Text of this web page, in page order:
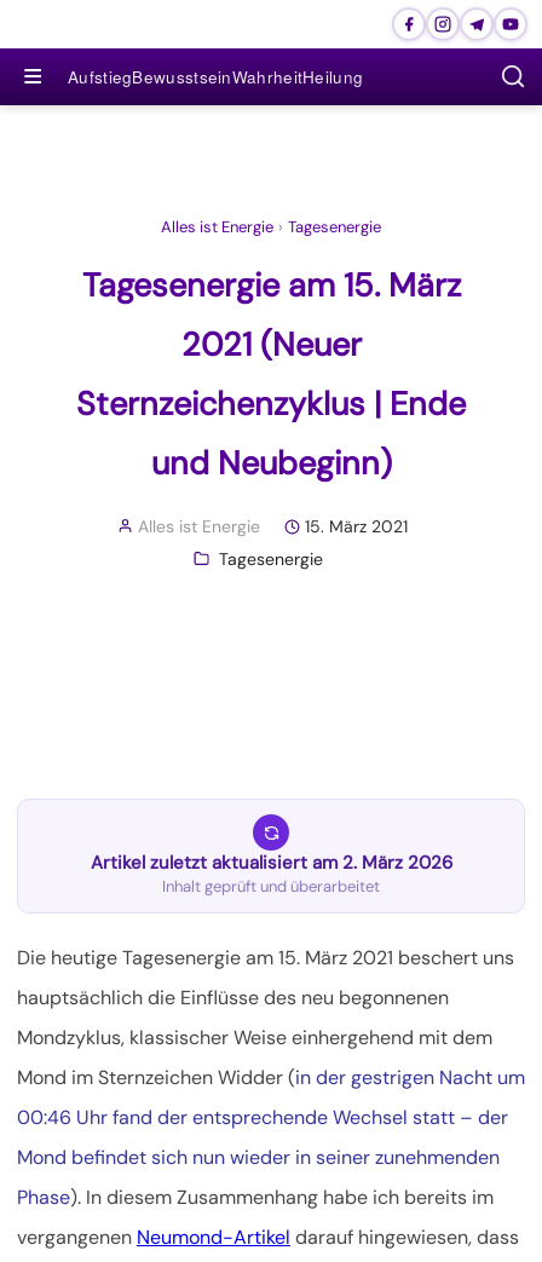
≡ AufstiegBewusstseinWahrheitHeilung
Alles ist Energie › Tagesenergie
Tagesenergie am 15. März
2021 (Neuer
Sternzeichenzyklus | Ende
und Neubeginn)
Alles ist Energie
15. März 2021
Tagesenergie
Artikel zuletzt aktualisiert am 2. März 2026
Inhalt geprüft und überarbeitet
Die heutige Tagesenergie am 15. März 2021 beschert uns
hauptsächlich die Einflüsse des neu begonnenen
Mondzyklus, klassischer Weise einhergehend mit dem
Mond im Sternzeichen Widder (in der gestrigen Nacht um
00:46 Uhr fand der entsprechende Wechsel statt – der
Mond befindet sich nun wieder in seiner zunehmenden
Phase). In diesem Zusammenhang habe ich bereits im
vergangenen Neumond-Artikel darauf hingewiesen,dass